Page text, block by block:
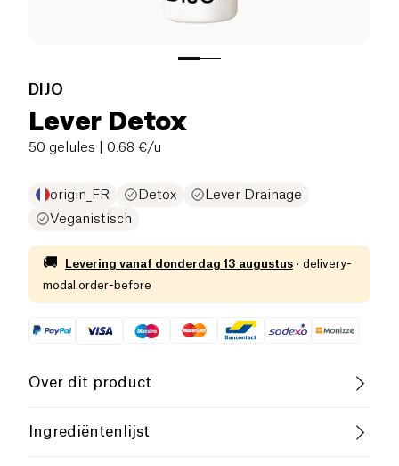
DIJO
Lever Detox
50 gelules | 0.68 €/u
origin_FR Detox
Lever Drainage
Veganistisch
🚚 Levering vanaf donderdag 13 augustus · delivery-
modal.order-before
Over dit product
Vegan Glutenvrij (ingrediënten)
Ingrediëntenlijst